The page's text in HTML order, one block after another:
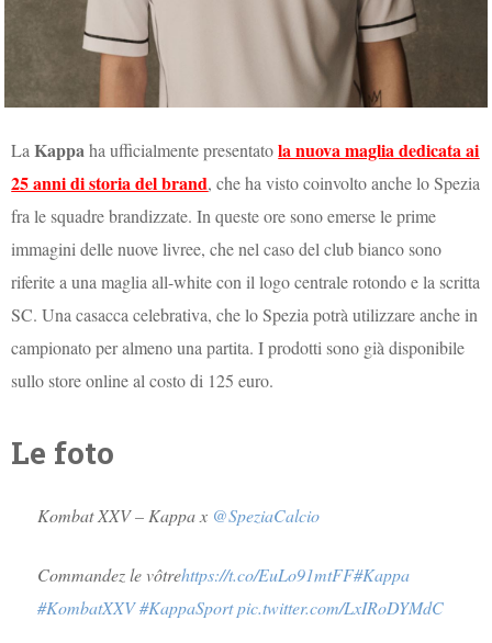
LaKappaha ufficialmente presentatola nuova maglia dedicata ai
25 anni di storia del brand, che ha visto coinvolto anche lo Spezia
fra le squadre brandizzate. In queste ore sono emerse le prime
immagini delle nuove livree, che nel caso del club bianco sono
riferite a una maglia all-white con il logo centrale rotondo e la scritta
SC. Una casacca celebrativa, che lo Spezia potrà utilizzare anche in
campionato per almeno una partita. I prodotti sono già disponibile
sullo store online al costo di 125 euro.
Le foto
Kombat XXV – Kappa x @SpeziaCalcio
Commandez le vôtrehttps://t.co/EuLo91mtFF#Kappa
#KombatXXV#KappaSportpic.twitter.com/LxIRoDYMdC